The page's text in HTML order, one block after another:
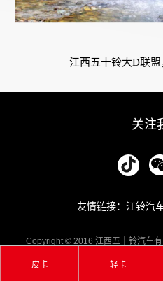
江西五十铃大D联盟
皮卡 轻卡
关注
友情链接：江铃汽
Copyright © 2016 江西五十铃汽车